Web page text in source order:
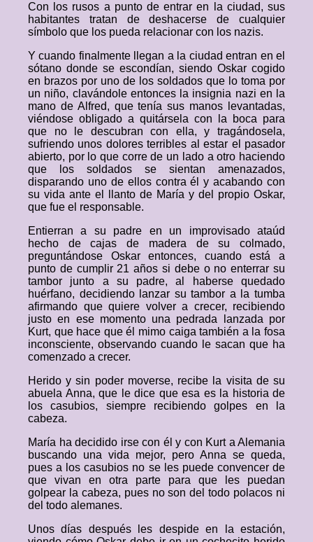
Con los rusos a punto de entrar en la ciudad, sus
habitantes tratan de deshacerse de cualquier
símbolo que los pueda relacionar con los nazis.
Y cuando finalmente llegan a la ciudad entran en el
sótano donde se escondían, siendo Oskar cogido
en brazos por uno de los soldados que lo toma por
un niño, clavándole entonces la insignia nazi en la
mano de Alfred, que tenía sus manos levantadas,
viéndose obligado a quitársela con la boca para
que no le descubran con ella, y tragándosela,
sufriendo unos dolores terribles al estar el pasador
abierto, por lo que corre de un lado a otro haciendo
que los soldados se sientan amenazados,
disparando uno de ellos contra él y acabando con
su vida ante el llanto de María y del propio Oskar,
que fue el responsable.
Entierran a su padre en un improvisado ataúd
hecho de cajas de madera de su colmado,
preguntándose Oskar entonces, cuando está a
punto de cumplir 21 años si debe o no enterrar su
tambor junto a su padre, al haberse quedado
huérfano, decidiendo lanzar su tambor a la tumba
afirmando que quiere volver a crecer, recibiendo
justo en ese momento una pedrada lanzada por
Kurt, que hace que él mimo caiga también a la fosa
inconsciente, observando cuando le sacan que ha
comenzado a crecer.
Herido y sin poder moverse, recibe la visita de su
abuela Anna, que le dice que esa es la historia de
los casubios, siempre recibiendo golpes en la
cabeza.
María ha decidido irse con él y con Kurt a Alemania
buscando una vida mejor, pero Anna se queda,
pues a los casubios no se les puede convencer de
que vivan en otra parte para que les puedan
golpear la cabeza, pues no son del todo polacos ni
del todo alemanes.
Unos días después les despide en la estación,